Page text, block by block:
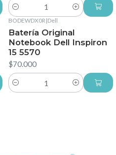
Cantidad
BODEWDX0R |Dell
Batería Original
Notebook Dell Inspiron
15 5570
$70.000
Cantidad